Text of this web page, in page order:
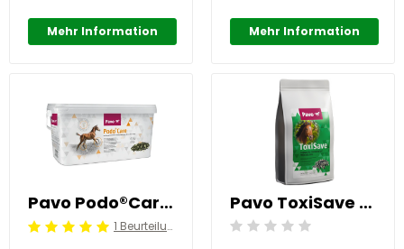
Mehr Information Mehr Information
Pavo Podo®Care 8 kg
Beoordeling: 5/5 1 Beurteilung
Pavo ToxiSave 3 kg
Beoordeling: 0/5